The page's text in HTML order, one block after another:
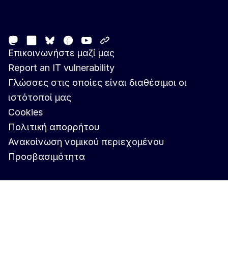
MastodonLinkedIn
Bluesky
Facebook
Youtube
Επικοινωνήστε μαζί μας
Report an IT vulnerability
Γλώσσες στις οποίες είναι διαθέσιμοι οι
ιστότοποί μας
Cookies
Πολιτική απορρήτου
Ανακοίνωση νομικού περιεχομένου
Προσβασιμότητα